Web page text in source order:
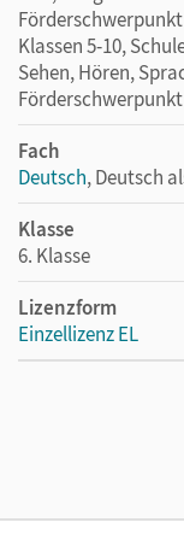
Klassen 5-10,
Sehen, Hören,
Fach
Deutsch, Deutsch
Klasse
6. Klasse
Lizenzform
Einzellizenz EL